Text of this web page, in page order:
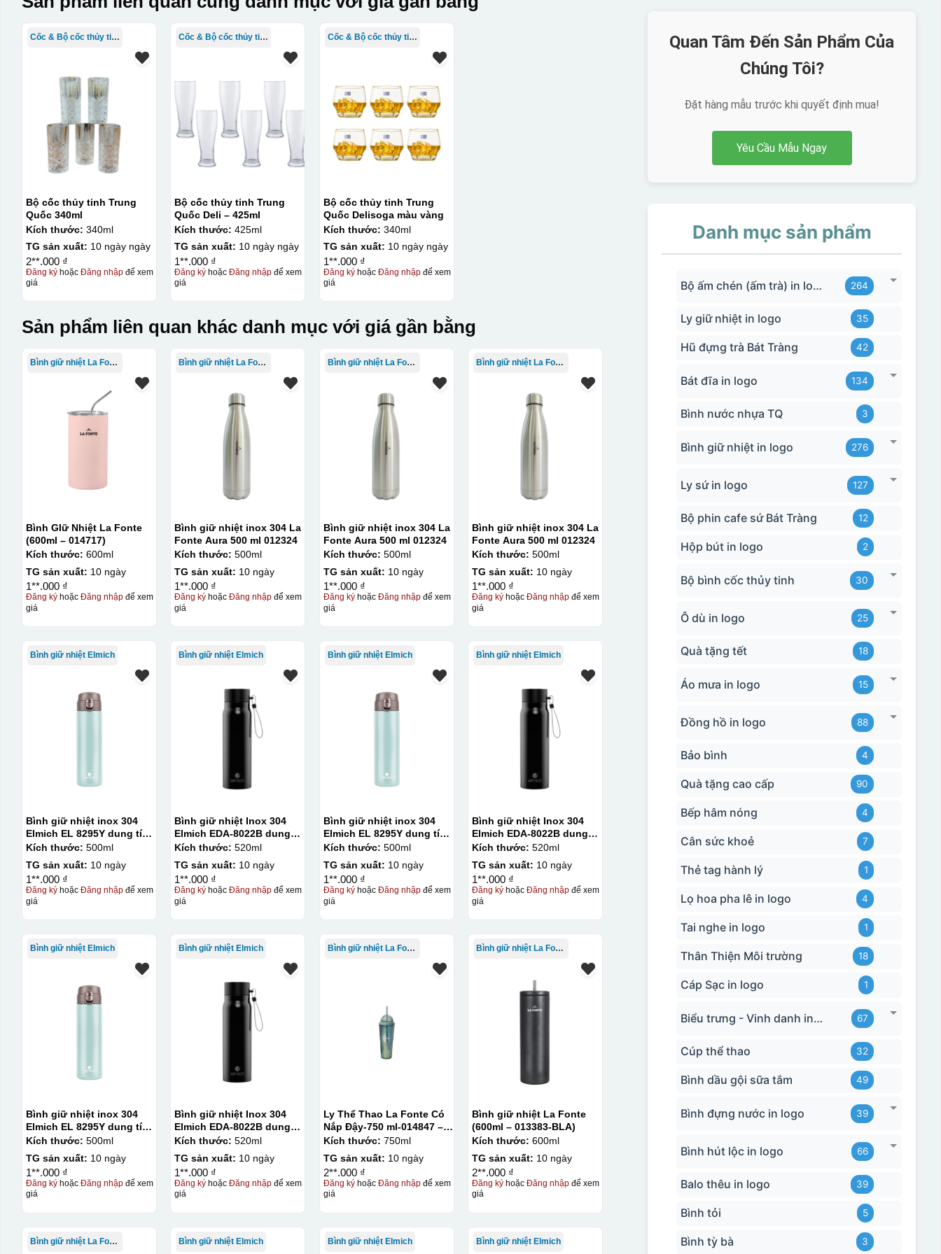
Cốc & Bộ cốc thủy tinh TQ
Bộ cốc thủy tinh Trung
Quốc 340ml
Kích thước: 340ml
TG sản xuất: 10 ngày ngày
2**.000 ₫
Đăng kýhoặc Đăng nhậpđể xem
giá
Cốc & Bộ cốc thủy tinh TQ
Bộ cốc thủy tinh Trung
Quốc Deli – 425ml
Kích thước: 425ml
TG sản xuất: 10 ngày ngày
1**.000 ₫
Đăng ký hoặcĐăng nhập để xem
giá
Cốc & Bộ cốc thủy tinh TQ
Bộ cốc thủy tinh Trung
Quốc Delisoga màu vàng
Kích thước: 340ml
TG sản xuất: 10 ngày ngày
1**.000 ₫
Đăng kýhoặc Đăng nhậpđể xem
giá
Sản phẩm liên quan khác danh mục với giá gần bằng
Bình giữ nhiệt La Fonte
Bình GIữ Nhiệt La Fonte
(600ml – 014717)
Kích thước: 600ml
TG sản xuất: 10 ngày
1**.000 ₫
Đăng kýhoặc Đăng nhậpđể xem
giá
Bình giữ nhiệt La Fonte
Bình giữ nhiệt inox 304 La
Fonte Aura 500 ml 012324
Kích thước: 500ml
TG sản xuất: 10 ngày
1**.000 ₫
Đăng ký hoặcĐăng nhập để xem
giá
Bình giữ nhiệt La Fonte
Bình giữ nhiệt inox 304 La
Fonte Aura 500 ml 012324
Kích thước: 500ml
TG sản xuất: 10 ngày
1**.000 ₫
Đăng kýhoặc Đăng nhậpđể xem
giá
Bình giữ nhiệt La Fonte
Bình giữ nhiệt inox 304 La
Fonte Aura 500 ml 012324
Kích thước: 500ml
TG sản xuất: 10 ngày
1**.000 ₫
Đăng ký hoặcĐăng nhập để xem
giá
Bình giữ nhiệt Elmich
Bình giữ nhiệt inox 304
Elmich EL 8295Y dung tích
500ml
Kích thước: 500ml
TG sản xuất: 10 ngày
1**.000 ₫
Đăng kýhoặc Đăng nhậpđể xem
giá
Bình giữ nhiệt Elmich
Bình giữ nhiệt Inox 304
Elmich EDA-8022B dung
tích 520ml
Kích thước: 520ml
TG sản xuất: 10 ngày
1**.000 ₫
Đăng ký hoặcĐăng nhập để xem
giá
Bình giữ nhiệt Elmich
Bình giữ nhiệt inox 304
Elmich EL 8295Y dung tích
500ml
Kích thước: 500ml
TG sản xuất: 10 ngày
1**.000 ₫
Đăng kýhoặc Đăng nhậpđể xem
giá
Bình giữ nhiệt Elmich
Bình giữ nhiệt Inox 304
Elmich EDA-8022B dung
tích 520ml
Kích thước: 520ml
TG sản xuất: 10 ngày
1**.000 ₫
Đăng ký hoặcĐăng nhập để xem
giá
Bình giữ nhiệt Elmich
Bình giữ nhiệt inox 304
Elmich EL 8295Y dung tích
500ml
Kích thước: 500ml
TG sản xuất: 10 ngày
1**.000 ₫
Đăng kýhoặc Đăng nhậpđể xem
giá
Bình giữ nhiệt Elmich
Bình giữ nhiệt Inox 304
Elmich EDA-8022B dung
tích 520ml
Kích thước: 520ml
TG sản xuất: 10 ngày
1**.000 ₫
Đăng ký hoặcĐăng nhập để xem
giá
Bình giữ nhiệt La Fonte
Ly Thể Thao La Fonte Có
Nắp Đậy-750 ml-014847 –
GRA
Kích thước: 750ml
TG sản xuất: 10 ngày
2**.000 ₫
Đăng kýhoặc Đăng nhậpđể xem
giá
Bình giữ nhiệt La Fonte
Bình giữ nhiệt La Fonte
(600ml – 013383-BLA)
Kích thước: 600ml
TG sản xuất: 10 ngày
2**.000 ₫
Đăng ký hoặcĐăng nhập để xem
giá
Bình giữ nhiệt La Fonte Bình giữ nhiệt Elmich Bình giữ nhiệt Elmich Bình giữ nhiệt Elmich
Quan Tâm Đến Sản Phẩm Của
Chúng Tôi?
Đặt hàng mẫu trước khi quyết định mua!
Yêu Cầu Mẫu Ngay
Danh mục sản phẩm
Bộ ấm chén (ấm trà) in logo 264
Ly giữ nhiệt in logo 35
Hũ đựng trà Bát Tràng 42
Bát đĩa in logo 134
Bình nước nhựa TQ 3
Bình giữ nhiệt in logo 276
Ly sứ in logo 127
Bộ phin cafe sứ Bát Tràng 12
Hộp bút in logo 2
Bộ bình cốc thủy tinh 30
Ô dù in logo 25
Quà tặng tết 18
Áo mưa in logo 15
Đồng hồ in logo 88
Bảo bình 4
Quà tặng cao cấp 90
Bếp hâm nóng 4
Cân sức khoẻ 7
Thẻ tag hành lý 1
Lọ hoa pha lê in logo 4
Tai nghe in logo 1
Thân Thiện Môi trường 18
Cáp Sạc in logo 1
Biểu trưng - Vinh danh in logo 67
Cúp thể thao 32
Bình dầu gội sữa tắm 49
Bình đựng nước in logo 39
Bình hút lộc in logo 66
Balo thêu in logo 39
Bình tỏi 5
Bình tỳ bà 3